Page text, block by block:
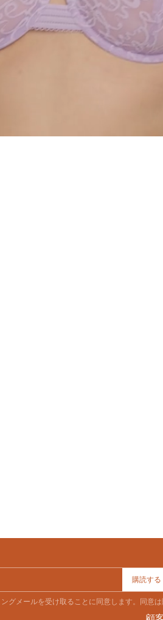
購読する
グメールを受け取ることに同意します。同意